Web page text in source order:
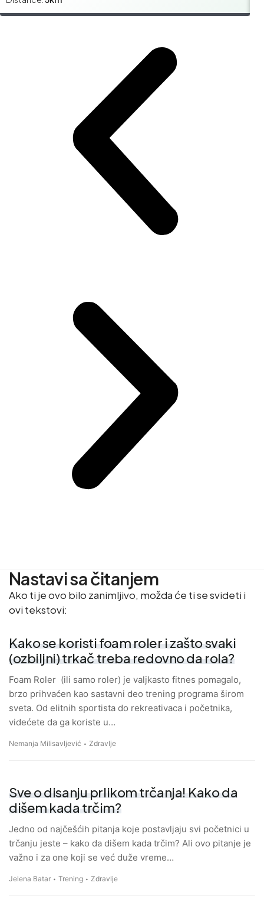
Nastavi sa čitanjem
Ako ti je ovo bilo zanimljivo, možda će ti se svideti i
ovi tekstovi:
Kako se koristi foam roler i zašto svaki
(ozbiljni) trkač treba redovno da rola?
Foam Roler (ili samo roler) je valjkasto fitnes pomagalo,
brzo prihvaćen kao sastavni deo trening programa širom
sveta. Od elitnih sportista do rekreativaca i početnika,
videćete da ga koriste u…
Nemanja Milisavljević Zdravlje
Sve o disanju prlikom trčanja! Kako da
dišem kada trčim?
Jedno od najčešćih pitanja koje postavljaju svi početnici u
trčanju jeste – kako da dišem kada trčim? Ali ovo pitanje je
važno i za one koji se već duže vreme…
Jelena Batar Trening Zdravlje